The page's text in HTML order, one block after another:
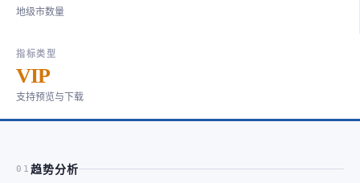
地级市数量
指标类型
VIP
支持预览与下载
01 趋势分析